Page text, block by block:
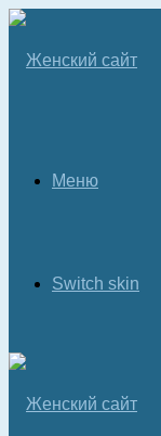
Меню
Switch skin